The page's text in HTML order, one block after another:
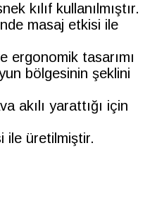
kılıf kullanılmıştır.
masaj etkisi ile
ergonomik tasarımı
bölgesinin şeklini
akılı yarattığı için
ile üretilmiştir.